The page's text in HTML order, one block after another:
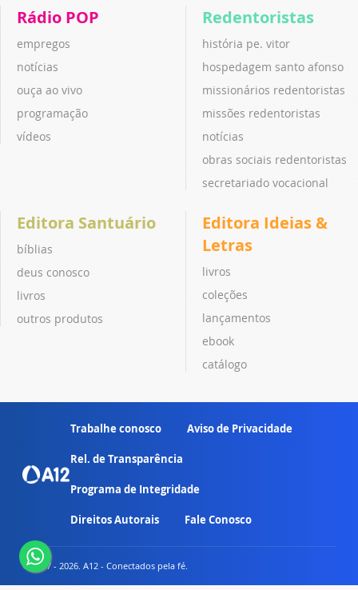
Rádio POP
empregos
notícias
ouça ao vivo
programação
vídeos
Redentoristas
história pe. vitor
hospedagem santo afonso
missionários redentoristas
missões redentoristas
notícias
obras sociais redentoristas
secretariado vocacional
Editora Santuário
bíblias
deus conosco
livros
outros produtos
Editora Ideias &
Letras
livros
coleções
lançamentos
ebook
catálogo
Trabalhe conosco Aviso de Privacidade
Rel. de Transparência
Programa de Integridade
Direitos Autorais Fale Conosco
© 2007 - 2026. A12 - Conectados pela fé.